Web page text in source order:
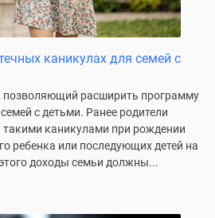
каникулах для семей с
позволяющий расширить программу
с детьми. Ранее родители
такими каникулами при рождении
ребенка или последующих детей на
доходы семьи должны...